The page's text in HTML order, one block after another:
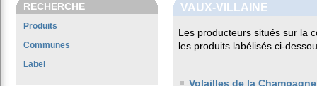
RECHERCHE
Produits
Communes
Label
VAUX-VILLAINE
Les producteurs situés sur la
les produits labélisés ci-
Volailles de la Champagne